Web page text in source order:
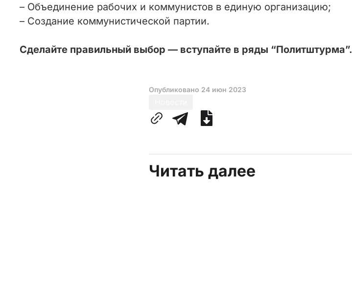
– Объединение рабочих и коммунистов в единую организацию;
– Создание коммунистической партии.
Сделайте правильный выбор — вступайте в ряды “Политштурма”.
Опубликовано 24 июн 2023
Читать далее